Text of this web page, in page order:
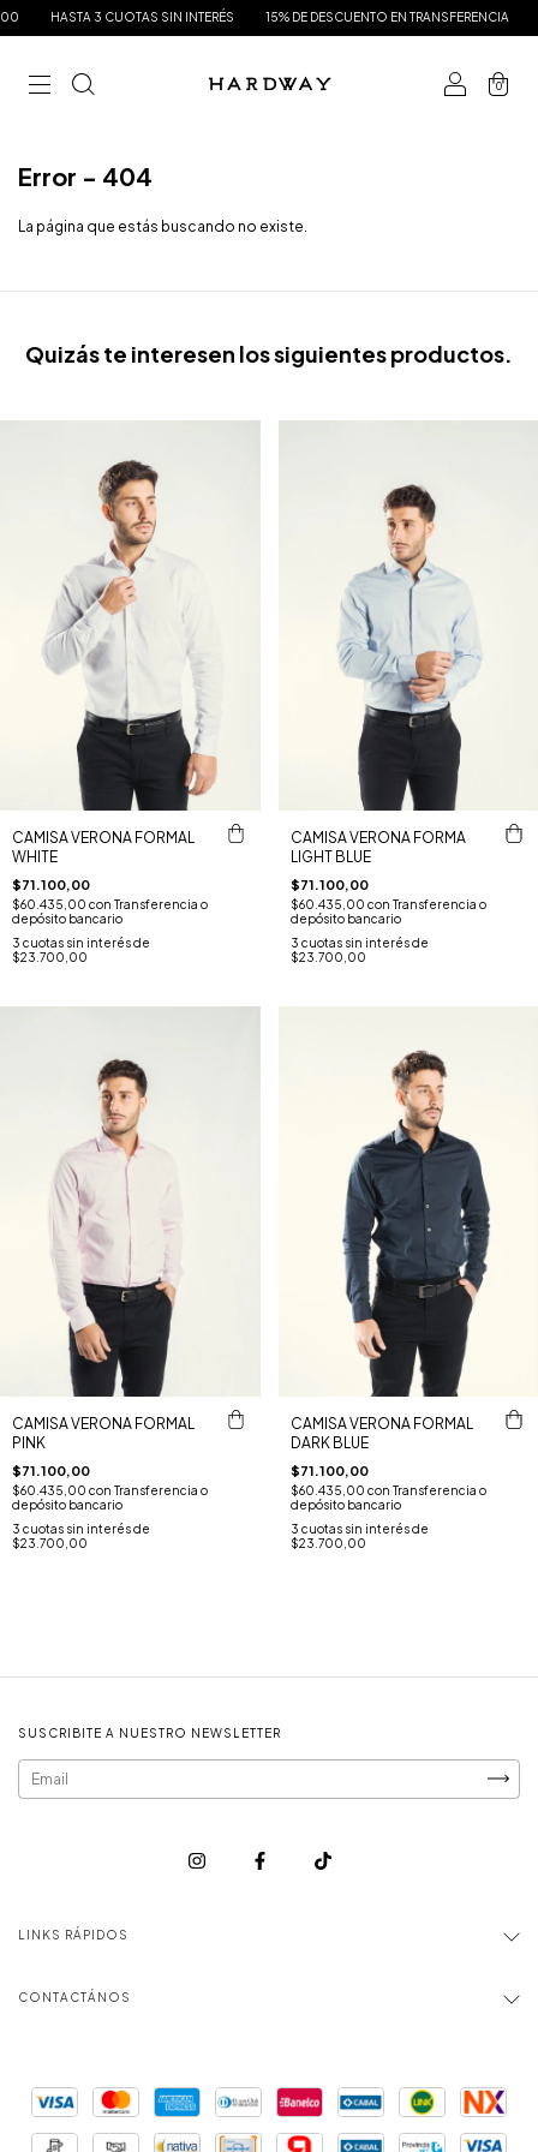
HASTA 3 CUOTAS SIN INTERÉS 15% DE DESCUENTO EN TRANSFERENCIA
0
Error - 404
La página que estás buscando no existe.
Quizás te interesen los siguientes productos.
CAMISA VERONA FORMAL
WHITE
$71.100,00
$60.435,00 con Transferencia o
depósito bancario
3 cuotas sin interés de
$23.700,00
CAMISA VERONA FORMA
LIGHT BLUE
$71.100,00
$60.435,00 con Transferencia o
depósito bancario
3 cuotas sin interés de
$23.700,00
CAMISA VERONA FORMAL
PINK
$71.100,00
$60.435,00 con Transferencia o
depósito bancario
3 cuotas sin interés de
$23.700,00
CAMISA VERONA FORMAL
DARK BLUE
$71.100,00
$60.435,00 con Transferencia o
depósito bancario
3 cuotas sin interés de
$23.700,00
SUSCRIBITE A NUESTRO NEWSLETTER
LINKS RÁPIDOS
CONTACTÁNOS